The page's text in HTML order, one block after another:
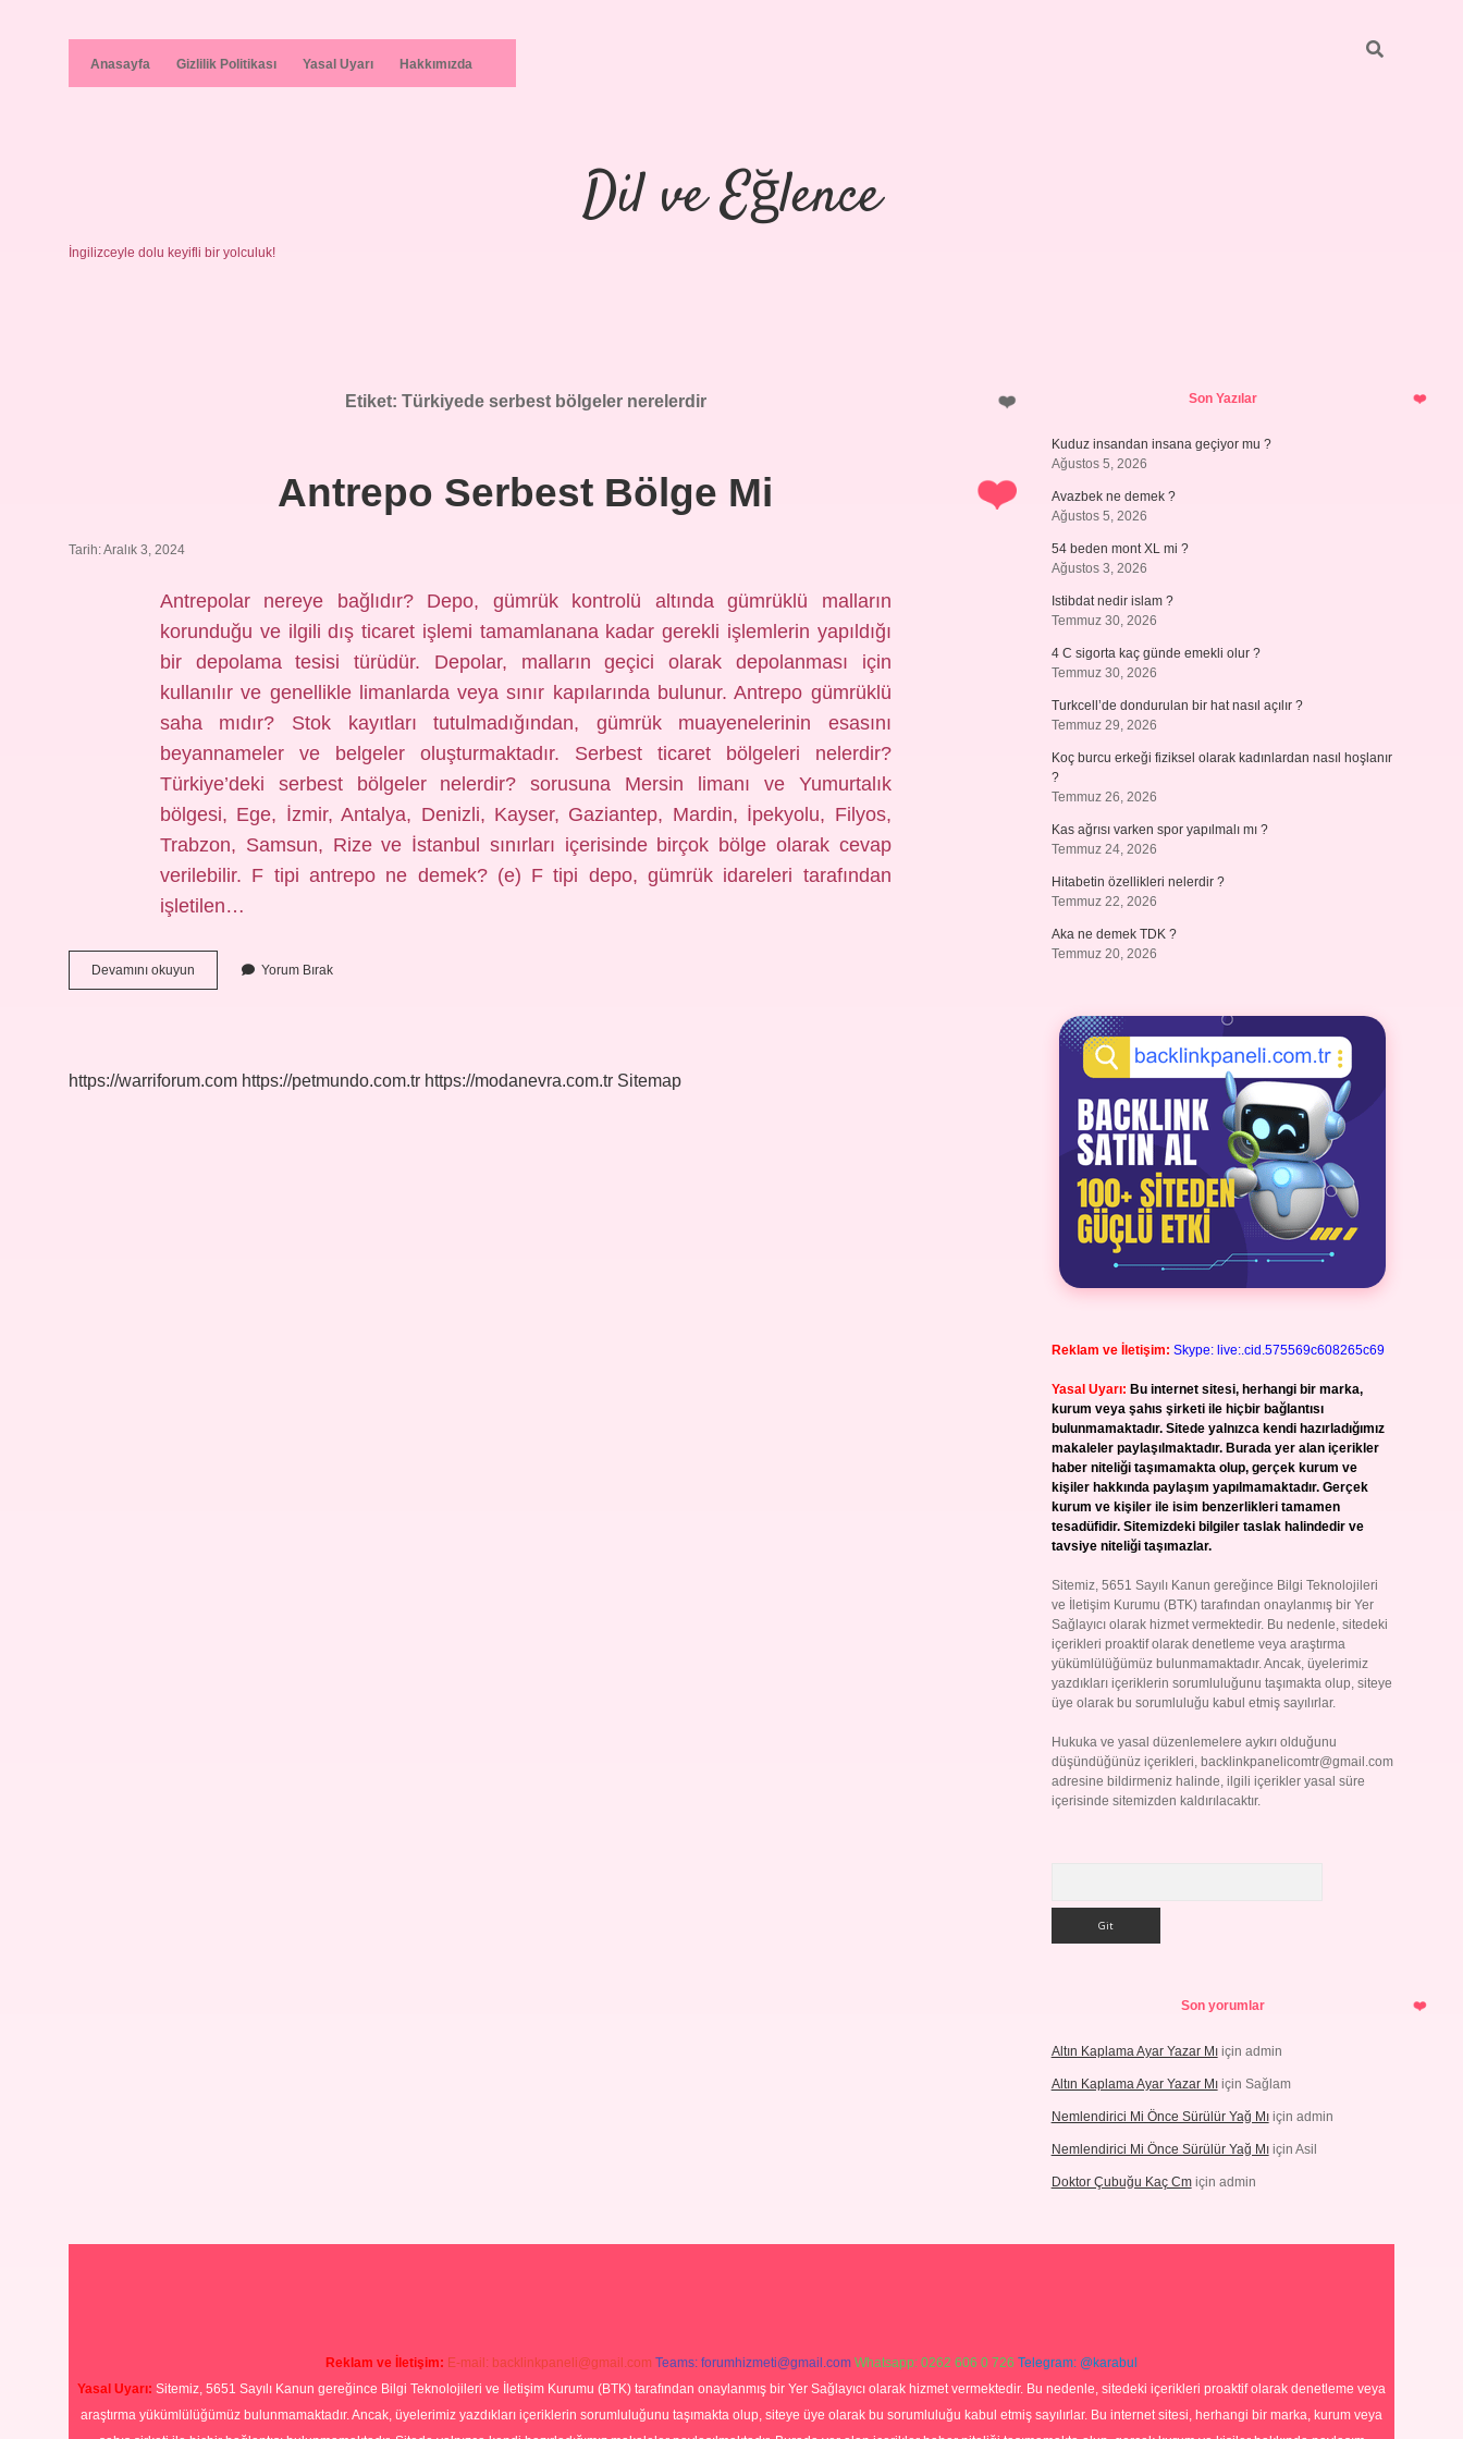
Anasayfa Gizlilik Politikası Yasal Uyarı Hakkımızda
Dil ve Eğlence
İngilizceyle dolu keyifli bir yolculuk!
Etiket: Türkiyede serbest bölgeler nerelerdir
Antrepo Serbest Bölge Mi
Tarih: Aralık 3, 2024
Antrepolar nereye bağlıdır? Depo, gümrük kontrolü altında gümrüklü malların
korunduğu ve ilgili dış ticaret işlemi tamamlanana kadar gerekli işlemlerin yapıldığı
bir depolama tesisi türüdür. Depolar, malların geçici olarak depolanması için
kullanılır ve genellikle limanlarda veya sınır kapılarında bulunur. Antrepo gümrüklü
saha mıdır? Stok kayıtları tutulmadığından, gümrük muayenelerinin esasını
beyannameler ve belgeler oluşturmaktadır. Serbest ticaret bölgeleri nelerdir?
Türkiye’deki serbest bölgeler nelerdir? sorusuna Mersin limanı ve Yumurtalık
bölgesi, Ege, İzmir, Antalya, Denizli, Kayser, Gaziantep, Mardin, İpekyolu, Filyos,
Trabzon, Samsun, Rize ve İstanbul sınırları içerisinde birçok bölge olarak cevap
verilebilir. F tipi antrepo ne demek? (e) F tipi depo, gümrük idareleri tarafından
işletilen…
Devamını okuyun
Serbest
Yorum Bırak
https://warriforum.com https://petmundo.com.tr https://modanevra.com.tr Sitemap
SidebarSon Yazılar
Kuduz insandan insana geçiyor mu ?
Ağustos 5, 2026
Avazbek ne demek ?
Ağustos 5, 2026
54 beden mont XL mi ?
Ağustos 3, 2026
Istibdat nedir islam ?
Temmuz 30, 2026
4 C sigorta kaç günde emekli olur ?
Temmuz 30, 2026
Turkcell’de dondurulan bir hat nasıl açılır ?
Temmuz 29, 2026
Koç burcu erkeği fiziksel olarak kadınlardan nasıl hoşlanır
?
Temmuz 26, 2026
Kas ağrısı varken spor yapılmalı mı ?
Temmuz 24, 2026
Hitabetin özellikleri nelerdir ?
Temmuz 22, 2026
Aka ne demek TDK ?
Temmuz 20, 2026
Reklam ve İletişim: Skype: live:.cid.575569c608265c69
Yasal Uyarı: Bu internet sitesi, herhangi bir marka,
kurum veya şahıs şirketi ile hiçbir bağlantısı
bulunmamaktadır. Sitede yalnızca kendi hazırladığımız
makaleler paylaşılmaktadır. Burada yer alan içerikler
haber niteliği taşımamakta olup, gerçek kurum ve
kişiler hakkında paylaşım yapılmamaktadır. Gerçek
kurum ve kişiler ile isim benzerlikleri tamamen
tesadüfidir. Sitemizdeki bilgiler taslak halindedir ve
tavsiye niteliği taşımazlar.
Sitemiz, 5651 Sayılı Kanun gereğince Bilgi Teknolojileri
ve İletişim Kurumu (BTK) tarafından onaylanmış bir Yer
Sağlayıcı olarak hizmet vermektedir. Bu nedenle, sitedeki
içerikleri proaktif olarak denetleme veya araştırma
yükümlülüğümüz bulunmamaktadır. Ancak, üyelerimiz
yazdıkları içeriklerin sorumluluğunu taşımakta olup, siteye
üye olarak bu sorumluluğu kabul etmiş sayılırlar.
Hukuka ve yasal düzenlemelere aykırı olduğunu
düşündüğünüz içerikleri, backlinkpanelicomtr@gmail.com
adresine bildirmeniz halinde, ilgili içerikler yasal süre
içerisinde sitemizden kaldırılacaktır.
Son yorumlar
Altın Kaplama Ayar Yazar Mıiçin admin
Altın Kaplama Ayar Yazar Mıiçin Sağlam
Nemlendirici Mi Önce Sürülür Yağ Mıiçin admin
Nemlendirici Mi Önce Sürülür Yağ Mıiçin Asil
Doktor Çubuğu Kaç Cmiçin admin
Reklam ve İletişim: E-mail: backlinkpaneli@gmail.com Teams: forumhizmeti@gmail.com Whatsapp: 0262 606 0 726 Telegram: @karabul
Yasal Uyarı: Sitemiz, 5651 Sayılı Kanun gereğince Bilgi Teknolojileri ve İletişim Kurumu (BTK) tarafından onaylanmış bir Yer Sağlayıcı olarak hizmet vermektedir. Bu nedenle, sitedeki içerikleri proaktif olarak denetleme veya
araştırma yükümlülüğümüz bulunmamaktadır. Ancak, üyelerimiz yazdıkları içeriklerin sorumluluğunu taşımakta olup, siteye üye olarak bu sorumluluğu kabul etmiş sayılırlar. Bu internet sitesi, herhangi bir marka, kurum veya